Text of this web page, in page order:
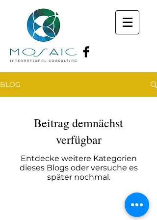
BLOG
Beitrag demnächst
verfügbar
Entdecke weitere Kategorien
dieses Blogs oder versuche es
später nochmal.